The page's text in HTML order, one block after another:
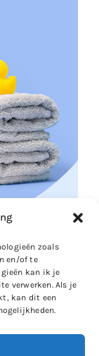
zoals
en/of te
kan ik je
verwerken. Als je
kan dit een